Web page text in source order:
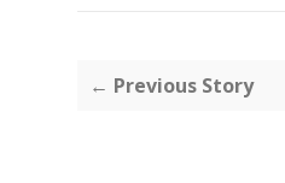
← Previous Story